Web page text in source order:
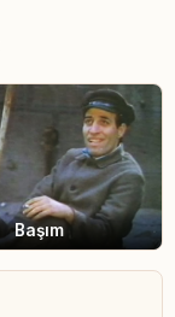
Başım